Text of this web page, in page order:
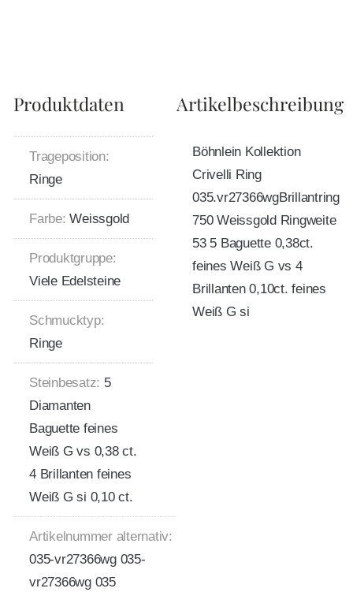
Produktdaten
Trageposition:
Ringe
Farbe: Weissgold
Produktgruppe:
Viele Edelsteine
Schmucktyp:
Ringe
Steinbesatz: 5
Diamanten
Baguette feines
Weiß G vs 0,38 ct.
4 Brillanten feines
Weiß G si 0,10 ct.
Artikelnummer alternativ:
035-vr27366wg 035-
vr27366wg 035
Artikelbeschreibung
Böhnlein Kollektion
Crivelli Ring
035.vr27366wgBrillantring
750 Weissgold Ringweite
53 5 Baguette 0,38ct.
feines Weiß G vs 4
Brillanten 0,10ct. feines
Weiß G si